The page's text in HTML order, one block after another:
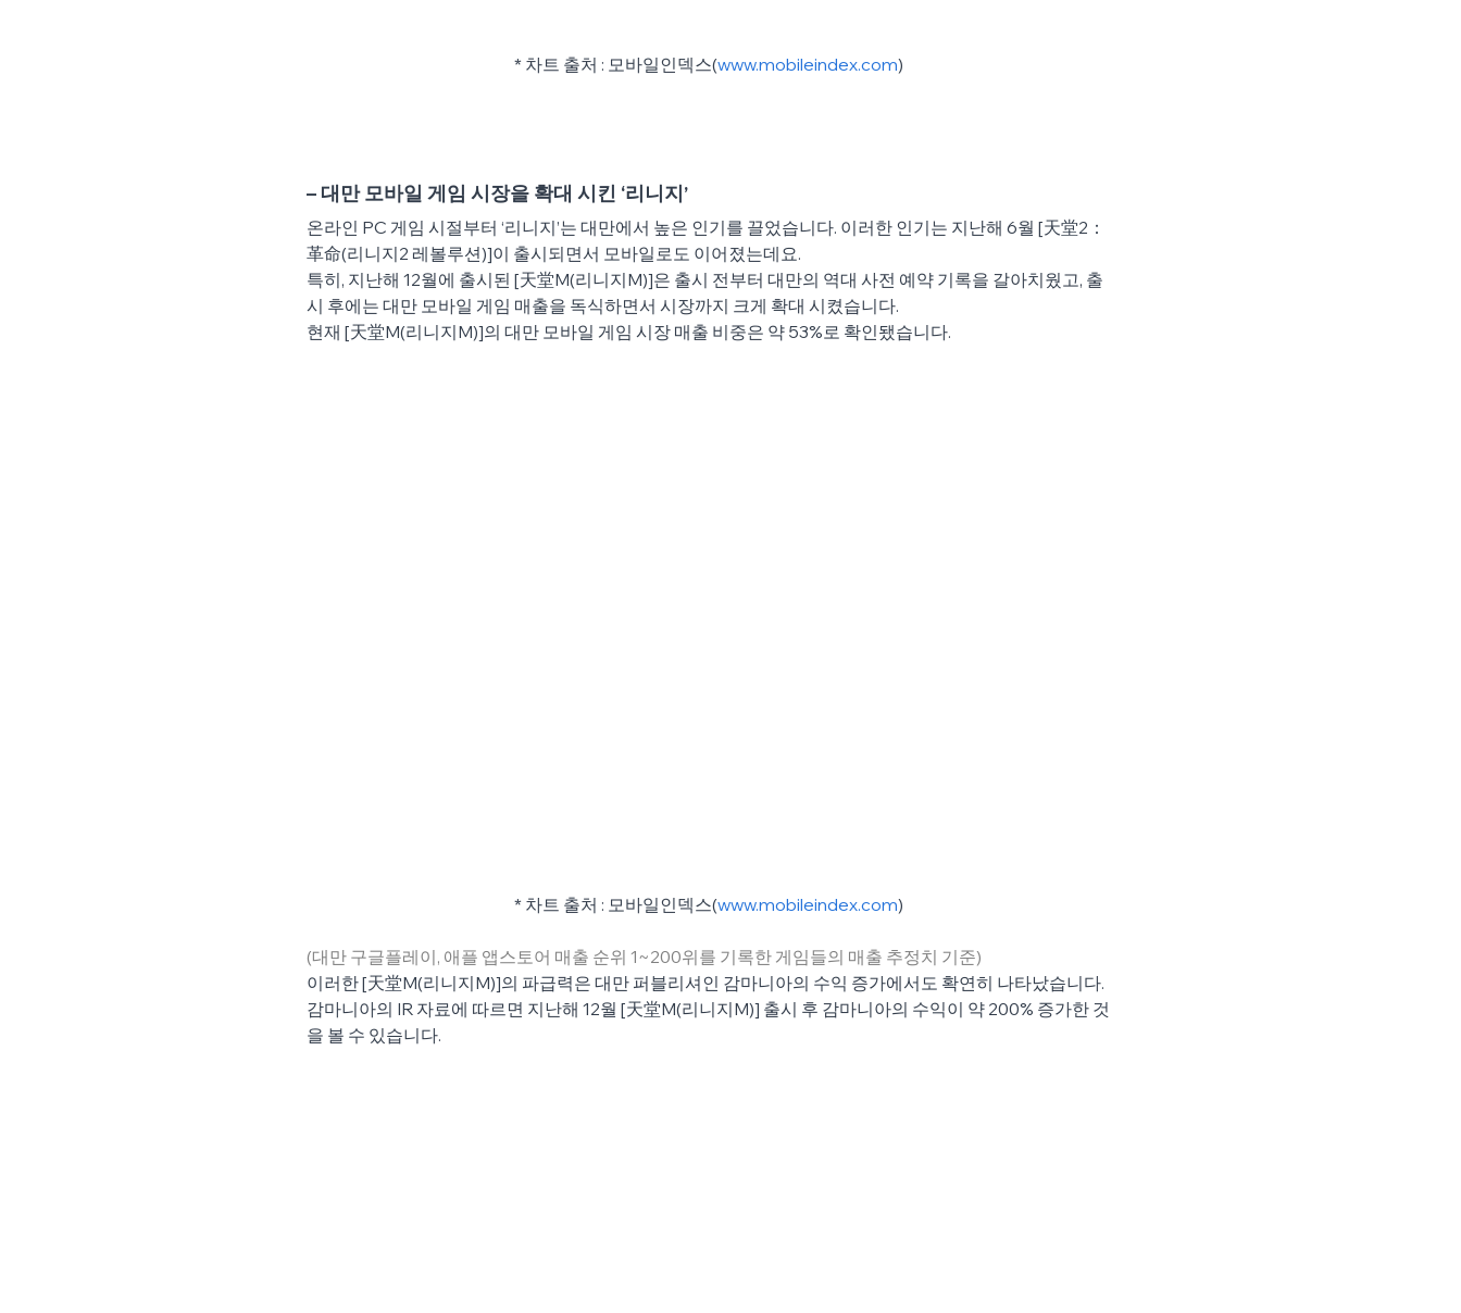
* 차트 출처 : 모바일인덱스(www.mobileindex.com)
– 대만 모바일 게임 시장을 확대 시킨 ‘리니지’
온라인 PC 게임 시절부터 ‘리니지’는 대만에서 높은 인기를 끌었습니다. 이러한 인기는 지난해 6월 [天堂2：
革命(리니지2 레볼루션)]이 출시되면서 모바일로도 이어졌는데요.
특히, 지난해 12월에 출시된 [天堂M(리니지M)]은 출시 전부터 대만의 역대 사전 예약 기록을 갈아치웠고, 출
시 후에는 대만 모바일 게임 매출을 독식하면서 시장까지 크게 확대 시켰습니다.
현재 [天堂M(리니지M)]의 대만 모바일 게임 시장 매출 비중은 약 53%로 확인됐습니다.
* 차트 출처 : 모바일인덱스(www.mobileindex.com)
(대만 구글플레이, 애플 앱스토어 매출 순위 1~200위를 기록한 게임들의 매출 추정치 기준)
이러한 [天堂M(리니지M)]의 파급력은 대만 퍼블리셔인 감마니아의 수익 증가에서도 확연히 나타났습니다.
감마니아의 IR 자료에 따르면 지난해 12월 [天堂M(리니지M)] 출시 후 감마니아의 수익이 약 200% 증가한 것
을 볼 수 있습니다.